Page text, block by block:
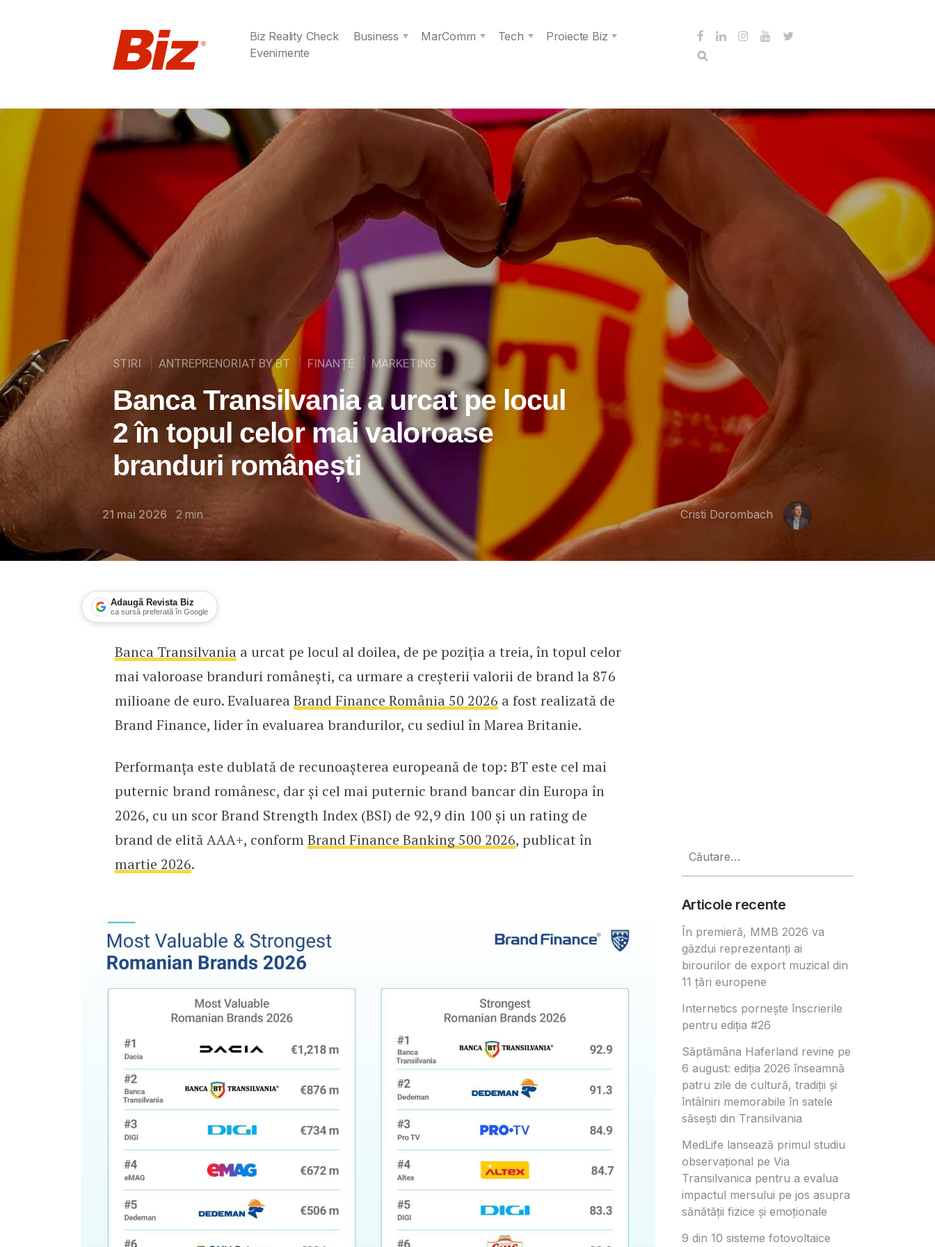
Biz Reality Check Business MarComm Tech
Proiecte Biz
Evenimente
STIRI ANTREPRENORIAT BY BT FINANȚE MARKETING
Banca Transilvania a urcat pe locul
2 în topul celor mai valoroase
branduri românești
21 mai 2026 2 min Cristi Dorombach
Adaugă Revista Biz
ca sursă preferată în Google
Banca Transilvania a urcat pe locul 2 în topul celor mai valoroase branduri românești
Banca Transilvania a urcat pe locul al doilea, de pe poziția a treia, în topul celor
mai valoroase branduri românești, ca urmare a creșterii valorii de brand la 876
milioane de euro. Evaluarea Brand Finance România 50 2026 a fost realizată de
Brand Finance, lider în evaluarea brandurilor, cu sediul în Marea Britanie.
Performanța este dublată de recunoașterea europeană de top: BT este cel mai
puternic brand românesc, dar și cel mai puternic brand bancar din Europa în
2026, cu un scor Brand Strength Index (BSI) de 92,9 din 100 și un rating de
brand de elită AAA+, conformBrand Finance Banking 500 2026, publicat în
martie 2026.
după:
Articole recente
În premieră, MMB 2026 va
găzdui reprezentanți ai
birourilor de export muzical din
11 țări europene
Internetics pornește înscrierile
pentru ediția #26
Săptămâna Haferland revine pe
6 august: ediția 2026 înseamnă
patru zile de cultură, tradiții și
întâlniri memorabile în satele
săsești din Transilvania
MedLife lansează primul studiu
observațional pe Via
Transilvanica pentru a evalua
impactul mersului pe jos asupra
sănătății fizice și emoționale
9 din 10 sisteme fotovoltaice